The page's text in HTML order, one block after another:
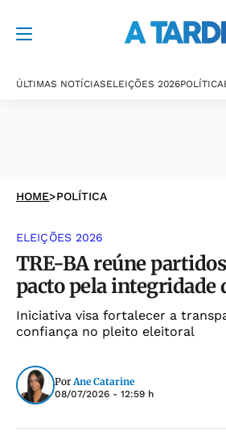
ÚLTIMAS NOTÍCIASELEIÇÕES 2026POLÍTICA
HOME>POLÍTICA
ELEIÇÕES 2026
TRE-BA reúne
pacto pela integridade
Iniciativa visa fortalecer a
confiança no pleito eleitoral
Por Ane Catarine
08/07/2026 - 12:59 h